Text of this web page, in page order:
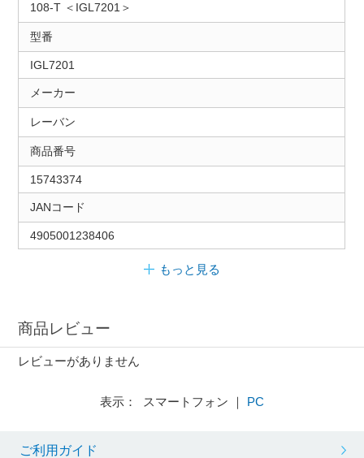
108-T ＜IGL7201＞
型番
IGL7201
メーカー
レーバン
商品番号
15743374
JANコード
4905001238406
もっと見る
商品レビュー
レビューがありません
表示： スマートフォン ｜ PC
ご利用ガイド